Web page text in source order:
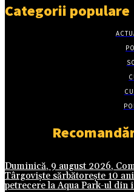
Categorii populare
Duminică, 9 august 2026,
Târgoviște sărbătorește 10
petrecere la Aqua Park-ul din